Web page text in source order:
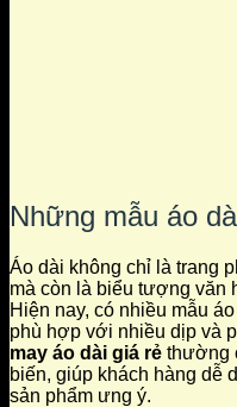
Những mẫu áo
Áo dài không chỉ là trang
mà còn là biểu tượng văn
Hiện nay, có nhiều mẫu
phù hợp với nhiều dịp và
may áo dài giá rẻ thường
biến, giúp khách hàng dễ
sản phẩm ưng ý.